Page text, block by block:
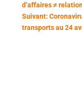
d’affaires ≠
Suivant:
transports au 24